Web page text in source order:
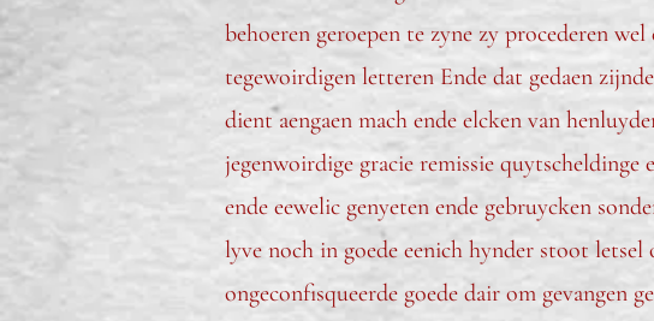
behoeren geroepen te zyne zy procederen
tegewoirdigen letteren Ende dat gedaen
dient aengaen mach ende elcken van
jegenwoirdige gracie remissie quytscheldinge
ende eewelic genyeten ende gebruycken
lyve noch in goede eenich hynder stoot
ongeconfisqueerde goede dair om gevangen